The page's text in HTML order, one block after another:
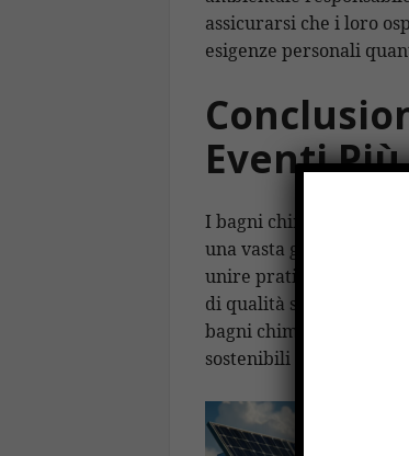
assicurarsi che i loro
esigenze personali
Eventi
I bagni chimici a
una vasta gamma di
unire praticità e rispetto
di qualità superiore. In
bagni chimici ecologici
sostenibili e rispettosi